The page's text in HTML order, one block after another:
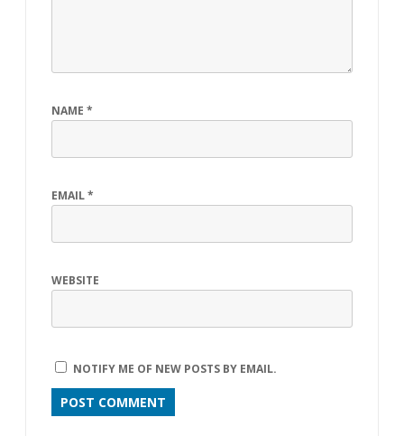
NAME *
EMAIL*
WEBSITE
NOTIFY ME OF NEW POSTS BY EMAIL.